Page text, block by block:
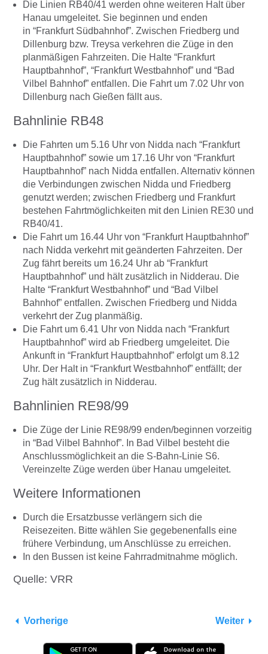
Die Linien RB40/41 werden ohne weiteren Halt über
Hanau umgeleitet. Sie beginnen und enden
in “Frankfurt Südbahnhof”. Zwischen Friedberg und
Dillenburg bzw. Treysa verkehren die Züge in den
planmäßigen Fahrzeiten. Die Halte “Frankfurt
Hauptbahnhof”, “Frankfurt Westbahnhof” und “Bad
Vilbel Bahnhof” entfallen. Die Fahrt um 7.02 Uhr von
Dillenburg nach Gießen fällt aus.
Bahnlinie RB48
Die Fahrten um 5.16 Uhr von Nidda nach “Frankfurt
Hauptbahnhof” sowie um 17.16 Uhr von “Frankfurt
Hauptbahnhof” nach Nidda entfallen. Alternativ können
die Verbindungen zwischen Nidda und Friedberg
genutzt werden; zwischen Friedberg und Frankfurt
bestehen Fahrtmöglichkeiten mit den Linien RE30 und
RB40/41.
Die Fahrt um 16.44 Uhr von “Frankfurt Hauptbahnhof”
nach Nidda verkehrt mit geänderten Fahrzeiten. Der
Zug fährt bereits um 16.24 Uhr ab “Frankfurt
Hauptbahnhof” und hält zusätzlich in Nidderau. Die
Halte “Frankfurt Westbahnhof” und “Bad Vilbel
Bahnhof” entfallen. Zwischen Friedberg und Nidda
verkehrt der Zug planmäßig.
Die Fahrt um 6.41 Uhr von Nidda nach “Frankfurt
Hauptbahnhof” wird ab Friedberg umgeleitet. Die
Ankunft in “Frankfurt Hauptbahnhof” erfolgt um 8.12
Uhr. Der Halt in “Frankfurt Westbahnhof” entfällt; der
Zug hält zusätzlich in Nidderau.
Bahnlinien RE98/99
Die Züge der Linie RE98/99 enden/beginnen vorzeitig
in “Bad Vilbel Bahnhof”. In Bad Vilbel besteht die
Anschlussmöglichkeit an die S-Bahn-Linie S6.
Vereinzelte Züge werden über Hanau umgeleitet.
Weitere Informationen
Durch die Ersatzbusse verlängern sich die
Reisezeiten. Bitte wählen Sie gegebenenfalls eine
frühere Verbindung, um Anschlüsse zu erreichen.
In den Bussen ist keine Fahrradmitnahme möglich.
Quelle: VRR
Vorherige Weiter